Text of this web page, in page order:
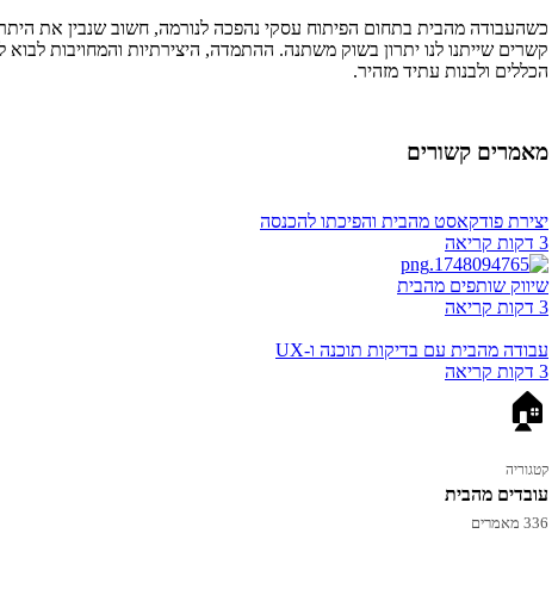
כשהעבודה מהבית בתחום הפיתוח עסקי נהפכה לנורמה, חשוב שנבין את
קשרים שייתנו לנו יתרון בשוק משתנה. ההתמדה, היצירתיות והמחויבות
הכללים ולבנות עתיד מזהיר.
מאמרים קשורים
יצירת פודקאסט מהבית והפיכתו להכנסה
3 דקות קריאה
שיווק שותפים מהבית
3 דקות קריאה
עבודה מהבית עם בדיקות תוכנה ו-UX
3 דקות קריאה
🏠
קטגוריה
עובדים מהבית
336 מאמרים